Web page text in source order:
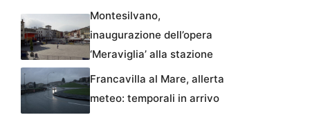
Montesilvano,
inaugurazione dell’opera
‘Meraviglia’ alla stazione
Francavilla al Mare, allerta
meteo: temporali in arrivo